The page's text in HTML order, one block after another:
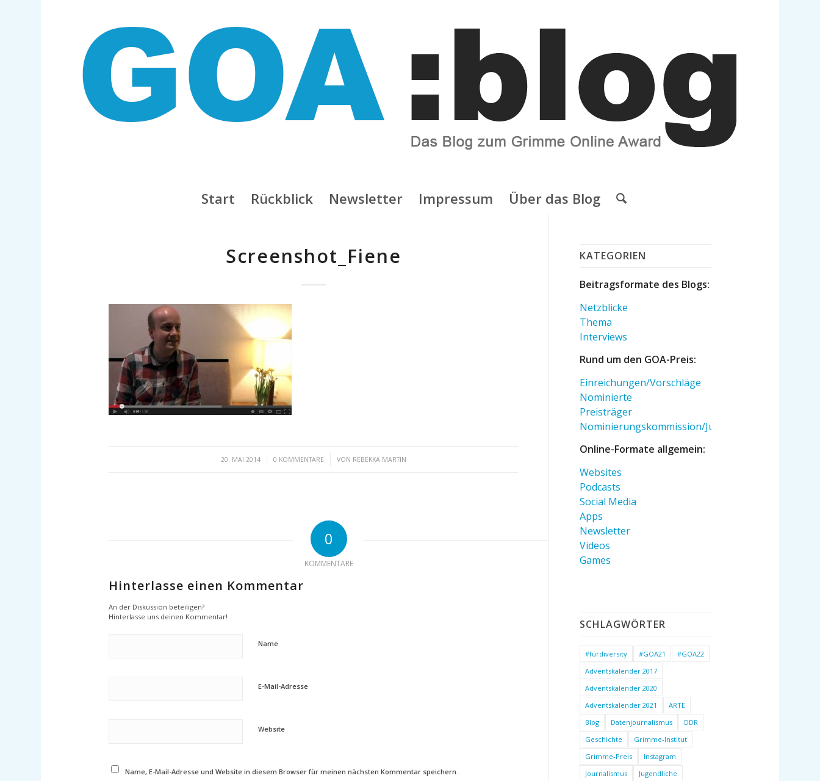
Start Rückblick Newsletter Impressum Über das Blog
Screenshot_Fiene
20. MAI 2014
/ 0 KOMMENTARE
/ VON REBEKKA MARTIN
0
KOMMENTARE
Hinterlasse einen Kommentar
An der Diskussion beteiligen?
Hinterlasse uns deinen Kommentar!
Name
E-Mail-Adresse
Website
Name, E-Mail-Adresse und Website in diesem Browser für meinen nächsten Kommentar speichern.
KATEGORIEN
Beitragsformate des Blogs:
Netzblicke
Thema
Interviews
Rund um den GOA-Preis:
Einreichungen/Vorschläge
Nominierte
Preisträger
Nominierungskommission/Jury
Online-Formate allgemein:
Websites
Podcasts
Social Media
Apps
Newsletter
Videos
Games
SCHLAGWÖRTER
#fürdiversity #GOA21
#GOA22
Adventskalender 2017
Adventskalender 2020
Adventskalender 2021
ARTE
Blog
Datenjournalismus
DDR
Geschichte
Grimme-Institut
Grimme-Preis
Instagram
Journalismus
Jugendliche